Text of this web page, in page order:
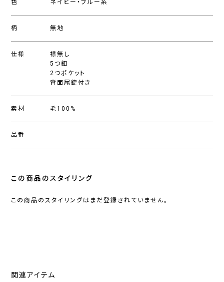
色 ネイビー・ブルー系
柄 無地
仕様
襟無し
5つ釦
2つポケット
背面尾錠付き
素材 毛100%
品番
この商品のスタイリング
この商品のスタイリングはまだ登録されていません。
関連アイテム